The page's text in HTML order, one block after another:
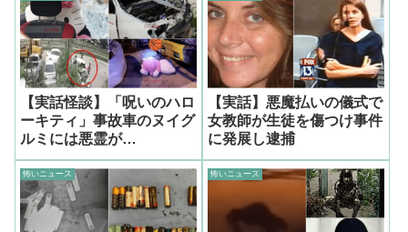
【実話怪談】「呪いのハロ
ーキティ」事故車のヌイグ
ルミには悪霊が…
【実話】悪魔払いの儀式で
女教師が生徒を傷つけ事件
に発展し逮捕
怖いニュース 怖いニュース